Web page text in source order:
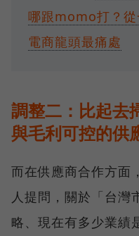
哪跟momo打？
電商龍頭最痛處
調整二：比起去
與毛利可控的供
而在供應商合作方面
人提問，關於「台灣
略、現在有多少業績